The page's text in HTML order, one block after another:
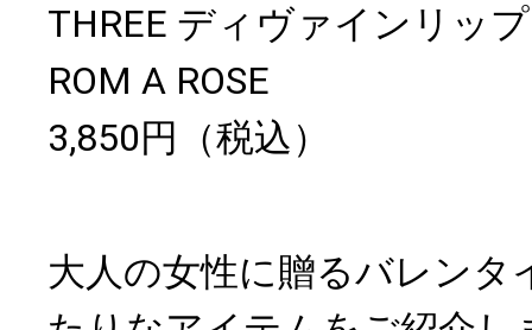
THREE ディヴァインリッ
ROM A ROSE
3,850円（税込）
大人の女性に贈るバレンタ